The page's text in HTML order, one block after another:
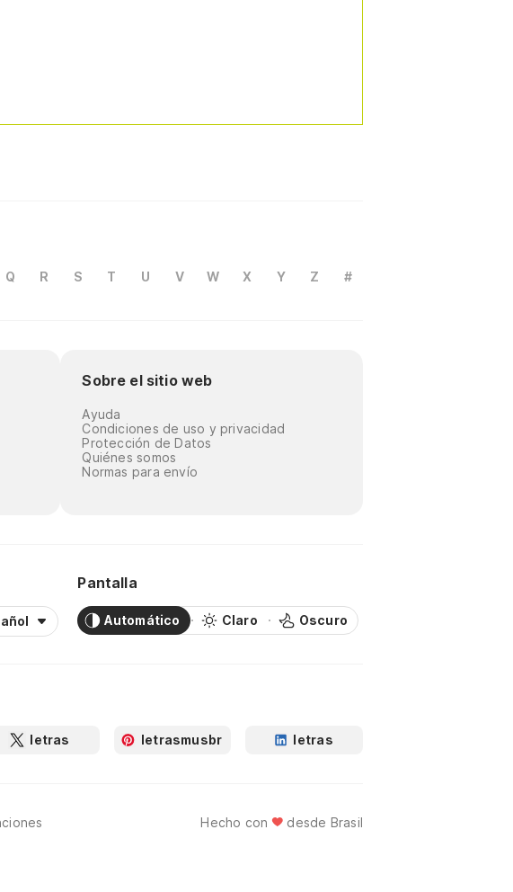
Q R S T U V W X Y Z #
Sobre el sitio web
Ayuda
Condiciones de uso y privacidad
Protección de Datos
Quiénes somos
Normas para envío
Pantalla
Automático Claro Oscuro
letras letrasmusbr letras
Hecho con desde Brasil